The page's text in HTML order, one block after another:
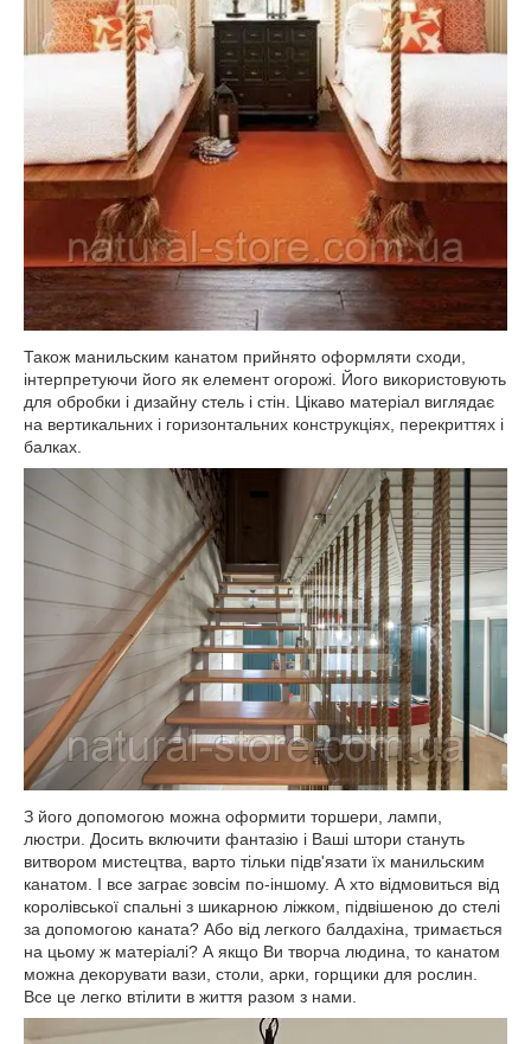
Також манильским канатом прийнято оформляти сходи,
інтерпретуючи його як елемент огорожі. Його використовують
для обробки і дизайну стель і стін. Цікаво матеріал виглядає
на вертикальних і горизонтальних конструкціях, перекриттях і
балках.
З його допомогою можна оформити торшери, лампи,
люстри. Досить включити фантазію і Ваші штори стануть
витвором мистецтва, варто тільки підв'язати їх манильским
канатом. І все заграє зовсім по-іншому. А хто відмовиться від
королівської спальні з шикарною ліжком, підвішеною до стелі
за допомогою каната? Або від легкого балдахіна, тримається
на цьому ж матеріалі? А якщо Ви творча людина, то канатом
можна декорувати вази, столи, арки, горщики для рослин.
Все це легко втілити в життя разом з нами.